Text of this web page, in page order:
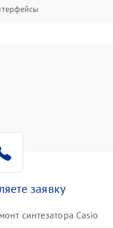
заявку
синтезатора Casio